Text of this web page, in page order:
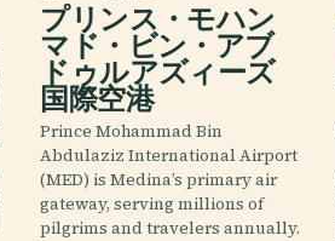
プリンス・モハン
マド・ビン・アブ
ドゥルアズィーズ
国際空港
Prince Mohammad Bin
Abdulaziz International Airport
(MED) is Medina’s primary air
gateway, serving millions of
pilgrims and travelers annually.